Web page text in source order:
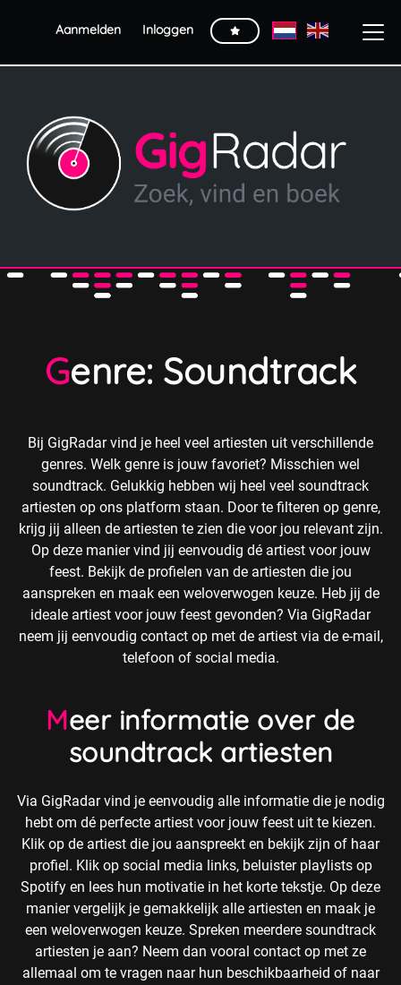
Aanmelden Inloggen
Genre: Soundtrack
Bij GigRadar vind je heel veel artiesten uit verschillende
genres. Welk genre is jouw favoriet? Misschien wel
soundtrack. Gelukkig hebben wij heel veel soundtrack
artiesten op ons platform staan. Door te filteren op genre,
krijg jij alleen de artiesten te zien die voor jou relevant zijn.
Op deze manier vind jij eenvoudig dé artiest voor jouw
feest. Bekijk de profielen van de artiesten die jou
aanspreken en maak een weloverwogen keuze. Heb jij de
ideale artiest voor jouw feest gevonden? Via GigRadar
neem jij eenvoudig contact op met de artiest via de e-mail,
telefoon of social media.
Meer informatie over de
soundtrack artiesten
Via GigRadar vind je eenvoudig alle informatie die je nodig
hebt om dé perfecte artiest voor jouw feest uit te kiezen.
Klik op de artiest die jou aanspreekt en bekijk zijn of haar
profiel. Klik op social media links, beluister playlists op
Spotify en lees hun motivatie in het korte tekstje. Op deze
manier vergelijk je gemakkelijk alle artiesten en maak je
een weloverwogen keuze. Spreken meerdere soundtrack
artiesten je aan? Neem dan vooral contact op met ze
allemaal om te vragen naar hun beschikbaarheid of naar